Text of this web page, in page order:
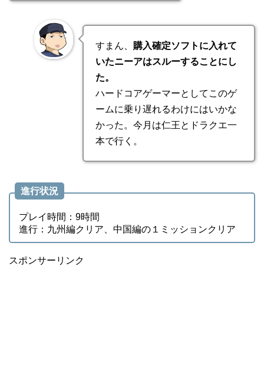
すまん、 購入確定ソフトに入れて
いたニーアはスルーすることにし
た。
ハードコアゲーマーとしてこのゲ
ームに乗り遅れるわけにはいかな
かった。今月は仁王とドラクエ一
本で行く。
進行状況
プレイ時間：9時間
進行：九州編クリア、中国編の１ミッションクリア
スポンサーリンク